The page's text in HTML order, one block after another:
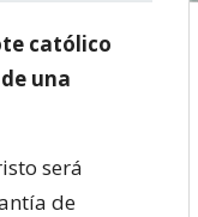
católico
una
será
de